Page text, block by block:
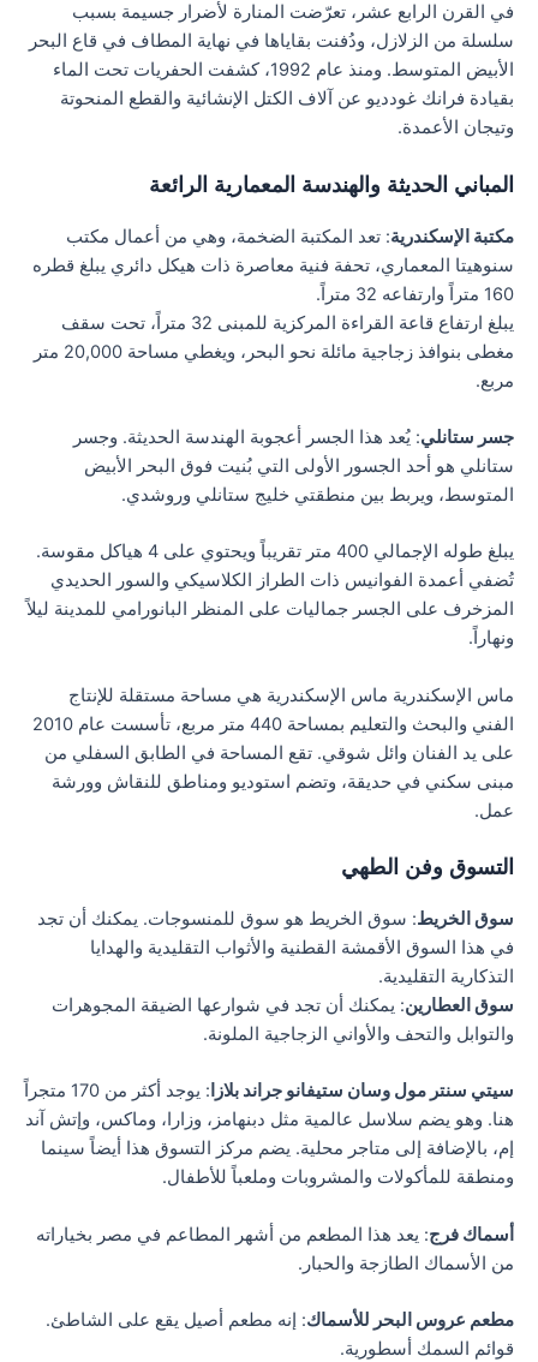
في القرن الرابع عشر، تعرّضت المنارة لأضرار جسيمة بسبب
سلسلة من الزلازل، ودُفنت بقاياها في نهاية المطاف في قاع البحر
الأبيض المتوسط. ومنذ عام 1992، كشفت الحفريات تحت الماء
بقيادة فرانك غودديو عن آلاف الكتل الإنشائية والقطع المنحوتة
وتيجان الأعمدة.
المباني الحديثة والهندسة المعمارية الرائعة
مكتبة الإسكندرية: تعد المكتبة الضخمة، وهي من أعمال مكتب
سنوهيتا المعماري، تحفة فنية معاصرة ذات هيكل دائري يبلغ قطره
160 متراً وارتفاعه 32 متراً.
يبلغ ارتفاع قاعة القراءة المركزية للمبنى 32 متراً، تحت سقف
مغطى بنوافذ زجاجية مائلة نحو البحر، ويغطي مساحة 20,000 متر
مربع.
جسر ستانلي: يُعد هذا الجسر أعجوبة الهندسة الحديثة. وجسر
ستانلي هو أحد الجسور الأولى التي بُنيت فوق البحر الأبيض
المتوسط، ويربط بين منطقتي خليج ستانلي وروشدي.
يبلغ طوله الإجمالي 400 متر تقريباً ويحتوي على 4 هياكل مقوسة.
تُضفي أعمدة الفوانيس ذات الطراز الكلاسيكي والسور الحديدي
المزخرف على الجسر جماليات على المنظر البانورامي للمدينة ليلاً
ونهاراً.
ماس الإسكندرية ماس الإسكندرية هي مساحة مستقلة للإنتاج
الفني والبحث والتعليم بمساحة 440 متر مربع، تأسست عام 2010
على يد الفنان وائل شوقي. تقع المساحة في الطابق السفلي من
مبنى سكني في حديقة، وتضم استوديو ومناطق للنقاش وورشة
عمل.
التسوق وفن الطهي
سوق الخريط: سوق الخريط هو سوق للمنسوجات. يمكنك أن تجد
في هذا السوق الأقمشة القطنية والأثواب التقليدية والهدايا
التذكارية التقليدية.
سوق العطارين: يمكنك أن تجد في شوارعها الضيقة المجوهرات
والتوابل والتحف والأواني الزجاجية الملونة.
سيتي سنتر مول وسان ستيفانو جراند بلازا
: يوجد أكثر من 170 متجراً
هنا. وهو يضم سلاسل عالمية مثل دبنهامز، وزارا، وماكس، وإتش آند
إم، بالإضافة إلى متاجر محلية. يضم مركز التسوق هذا أيضاً سينما
ومنطقة للمأكولات والمشروبات وملعباً للأطفال.
أسماك فرج: يعد هذا المطعم من أشهر المطاعم في مصر بخياراته
من الأسماك الطازجة والحبار.
مطعم عروس البحر للأسماك: إنه مطعم أصيل يقع على الشاطئ.
قوائم السمك أسطورية.